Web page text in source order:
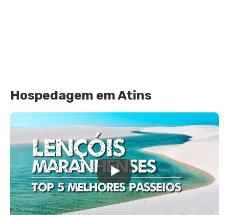
Hospedagem em Atins